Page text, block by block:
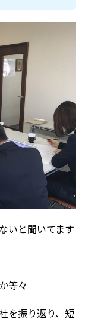
いと聞いてます
等々
を振り返り、短